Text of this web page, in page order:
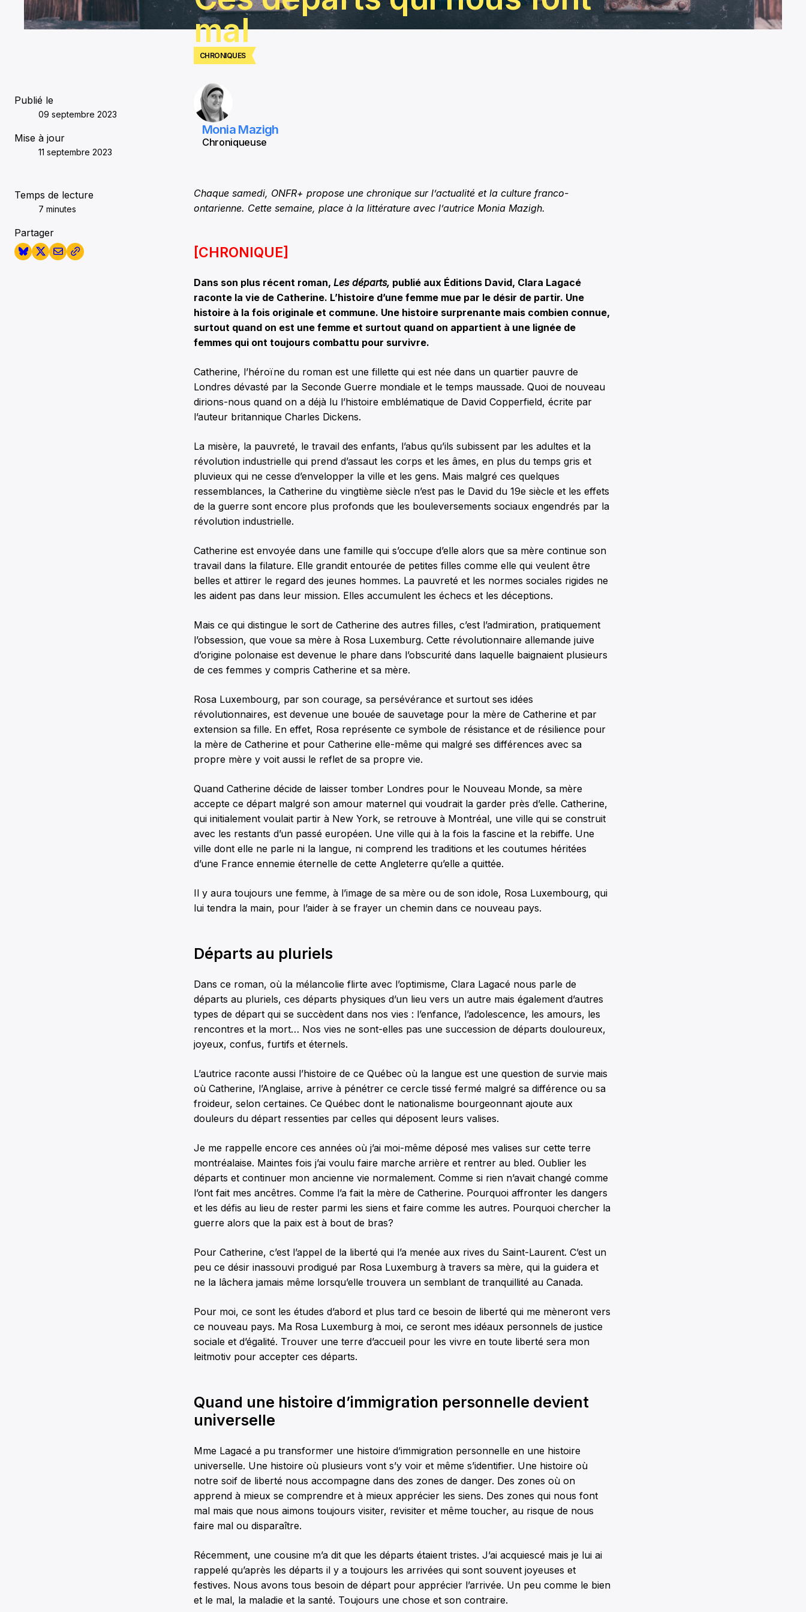
CHRONIQUES
mal
Publié le
09 septembre 2023
Mise à jour
11 septembre 2023
Temps de lecture
7 minutes
Partager
Monia Mazigh
Chroniqueuse
Chaque samedi, ONFR+ propose une chronique sur l’actualité et la culture franco-
ontarienne. Cette semaine, place à la littérature avec l’autrice Monia Mazigh.
[CHRONIQUE]
Dans son plus récent roman, Les départs, publié aux Éditions David, Clara Lagacé
raconte la vie de Catherine. L’histoire d’une femme mue par le désir de partir. Une
histoire à la fois originale et commune. Une histoire surprenante mais combien connue,
surtout quand on est une femme et surtout quand on appartient à une lignée de
femmes qui ont toujours combattu pour survivre.
Catherine, l’héroïne du roman est une fillette qui est née dans un quartier pauvre de
Londres dévasté par la Seconde Guerre mondiale et le temps maussade. Quoi de nouveau
dirions-nous quand on a déjà lu l’histoire emblématique de David Copperfield, écrite par
l’auteur britannique Charles Dickens.
La misère, la pauvreté, le travail des enfants, l’abus qu’ils subissent par les adultes et la
révolution industrielle qui prend d’assaut les corps et les âmes, en plus du temps gris et
pluvieux qui ne cesse d’envelopper la ville et les gens. Mais malgré ces quelques
ressemblances, la Catherine du vingtième siècle n’est pas le David du 19e siècle et les effets
de la guerre sont encore plus profonds que les bouleversements sociaux engendrés par la
révolution industrielle.
Catherine est envoyée dans une famille qui s’occupe d’elle alors que sa mère continue son
travail dans la filature. Elle grandit entourée de petites filles comme elle qui veulent être
belles et attirer le regard des jeunes hommes. La pauvreté et les normes sociales rigides ne
les aident pas dans leur mission. Elles accumulent les échecs et les déceptions.
Mais ce qui distingue le sort de Catherine des autres filles, c’est l’admiration, pratiquement
l’obsession, que voue sa mère à Rosa Luxemburg. Cette révolutionnaire allemande juive
d’origine polonaise est devenue le phare dans l’obscurité dans laquelle baignaient plusieurs
de ces femmes y compris Catherine et sa mère.
Rosa Luxembourg, par son courage, sa persévérance et surtout ses idées
révolutionnaires, est devenue une bouée de sauvetage pour la mère de Catherine et par
extension sa fille. En effet, Rosa représente ce symbole de résistance et de résilience pour
la mère de Catherine et pour Catherine elle-même qui malgré ses différences avec sa
propre mère y voit aussi le reflet de sa propre vie.
Quand Catherine décide de laisser tomber Londres pour le Nouveau Monde, sa mère
accepte ce départ malgré son amour maternel qui voudrait la garder près d’elle. Catherine,
qui initialement voulait partir à New York, se retrouve à Montréal, une ville qui se construit
avec les restants d’un passé européen. Une ville qui à la fois la fascine et la rebiffe. Une
ville dont elle ne parle ni la langue, ni comprend les traditions et les coutumes héritées
d’une France ennemie éternelle de cette Angleterre qu’elle a quittée.
Il y aura toujours une femme, à l’image de sa mère ou de son idole, Rosa Luxembourg, qui
lui tendra la main, pour l’aider à se frayer un chemin dans ce nouveau pays.
Départs au pluriels
Dans ce roman, où la mélancolie flirte avec l’optimisme, Clara Lagacé nous parle de
départs au pluriels, ces départs physiques d’un lieu vers un autre mais également d’autres
types de départ qui se succèdent dans nos vies : l’enfance, l’adolescence, les amours, les
rencontres et la mort… Nos vies ne sont-elles pas une succession de départs douloureux,
joyeux, confus, furtifs et éternels.
L’autrice raconte aussi l’histoire de ce Québec où la langue est une question de survie mais
où Catherine, l’Anglaise, arrive à pénétrer ce cercle tissé fermé malgré sa différence ou sa
froideur, selon certaines. Ce Québec dont le nationalisme bourgeonnant ajoute aux
douleurs du départ ressenties par celles qui déposent leurs valises.
Je me rappelle encore ces années où j’ai moi-même déposé mes valises sur cette terre
montréalaise. Maintes fois j’ai voulu faire marche arrière et rentrer au bled. Oublier les
départs et continuer mon ancienne vie normalement. Comme si rien n’avait changé comme
l’ont fait mes ancêtres. Comme l’a fait la mère de Catherine. Pourquoi affronter les dangers
et les défis au lieu de rester parmi les siens et faire comme les autres. Pourquoi chercher la
guerre alors que la paix est à bout de bras?
Pour Catherine, c’est l’appel de la liberté qui l’a menée aux rives du Saint-Laurent. C’est un
peu ce désir inassouvi prodigué par Rosa Luxemburg à travers sa mère, qui la guidera et
ne la lâchera jamais même lorsqu’elle trouvera un semblant de tranquillité au Canada.
Pour moi, ce sont les études d’abord et plus tard ce besoin de liberté qui me mèneront vers
ce nouveau pays. Ma Rosa Luxemburg à moi, ce seront mes idéaux personnels de justice
sociale et d’égalité. Trouver une terre d’accueil pour les vivre en toute liberté sera mon
leitmotiv pour accepter ces départs.
Quand une histoire d’immigration personnelle devient
universelle
Mme Lagacé a pu transformer une histoire d’immigration personnelle en une histoire
universelle. Une histoire où plusieurs vont s’y voir et même s’identifier. Une histoire où
notre soif de liberté nous accompagne dans des zones de danger. Des zones où on
apprend à mieux se comprendre et à mieux apprécier les siens. Des zones qui nous font
mal mais que nous aimons toujours visiter, revisiter et même toucher, au risque de nous
faire mal ou disparaître.
Récemment, une cousine m’a dit que les départs étaient tristes. J’ai acquiescé mais je lui ai
rappelé qu’après les départs il y a toujours les arrivées qui sont souvent joyeuses et
festives. Nous avons tous besoin de départ pour apprécier l’arrivée. Un peu comme le bien
et le mal, la maladie et la santé. Toujours une chose et son contraire.